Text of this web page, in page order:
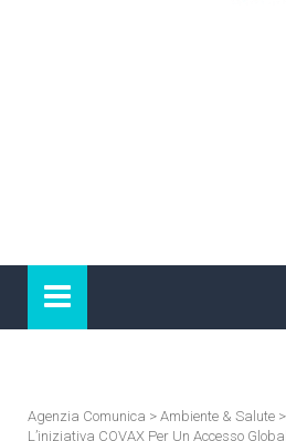
Agenzia Comunica > Ambiente & Salute >
L’iniziativa COVAX Per Un Accesso